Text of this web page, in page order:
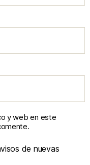
y web en este
de nuevas